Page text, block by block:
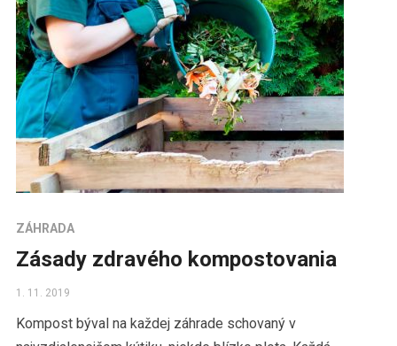
ZÁHRADA
Zásady zdravého kompostovania
1. 11. 2019
Kompost býval na každej záhrade schovaný v